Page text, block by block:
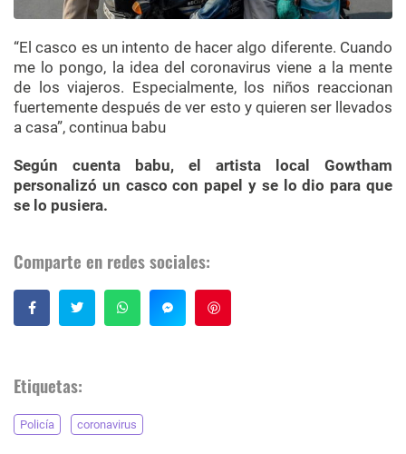
“El casco es un intento de hacer algo diferente. Cuando
me lo pongo, la idea del coronavirus viene a la mente
de los viajeros. Especialmente, los niños reaccionan
fuertemente después de ver esto y quieren ser llevados
a casa”, continua babu
Según cuenta babu, el artista local Gowtham
personalizó un casco con papel y se lo dio para que
se lo pusiera.
Comparte en redes sociales:
Etiquetas:
Policía coronavirus